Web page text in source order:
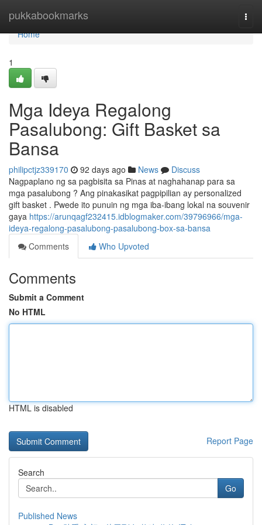
pukkabookmarks
Home
Home
1
Mga Ideya Regalong
Pasalubong: Gift Basket sa
Bansa
philipctjz339170 92 days ago News
Discuss
Nagpaplano ng sa pagbisita sa Pinas at naghahanap para sa
mga pasalubong ? Ang pinakasikat pagpipilian ay personalized
gift basket . Pwede ito punuin ng mga iba-ibang lokal na souvenir
gaya https://arunqagf232415.idblogmaker.com/39796966/mga-
ideya-regalong-pasalubong-pasalubong-box-sa-bansa
Comments
Who Upvoted
Comments
Submit a Comment
No HTML
HTML is disabled
Report Page
Search
Go
Published News